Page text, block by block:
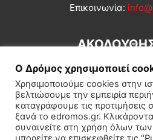
Επικοινωνία:
Εγγραφή συνδρομητή
Ο Δρόμος χρησιμοποιεί
Χρησιμοποιούμε cookies στην
βελτιώσουμε την εμπειρία
καταγράφουμε τις προτιμήσεις
ξανά το edromos.gr.
συναινείτε στη χρήση όλων